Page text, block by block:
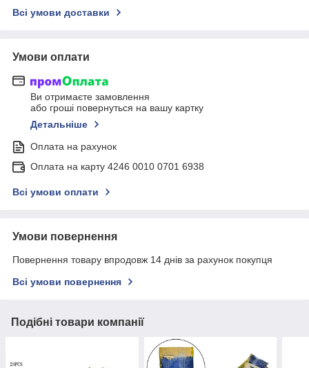
Всі умови доставки
Умови оплати
Ви отримаєте замовлення
або гроші повернуться на вашу картку
Детальніше
Оплата на рахунок
Оплата на карту 4246 0010 0701 6938
Всі умови оплати
Умови повернення
Повернення товару впродовж 14 днів за рахунок покупця
Всі умови повернення
Подібні товари компанії